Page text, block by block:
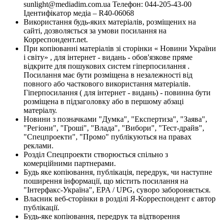
sunlight@mediadim.com.ua Телефон: 044-205-43-00
Ідентифікатор медіа – R40-06068
Використання будь-яких матеріалів, розміщених на
сайті, дозволяється за умови посилання на
Корреспондент.net.
При копіюванні матеріалів зі сторінки « Новини України
і світу» , для інтернет - видань - обов'язкове пряме
відкрите для пошукових систем гіперпосилання .
Посилання має бути розміщена в незалежності від
повного або часткового використання матеріалів.
Гіперпосилання ( для інтернет - видань) - повинна бути
розміщена в підзаголовку або в першому абзаці
матеріалу.
Новини з позначками "Думка", "Експертиза", "Заява",
"Регіони", "Гроші", "Влада", "Вибори", "Тест-драйв",
"Спецпроекти", "Промо" публікуються на правах
реклами.
Розділ Спецпроекти створюється спільно з
комерційними партнерами.
Будь яке копіювання, публікація, передрук, чи наступне
поширення інформації, що містить посилання на
"Інтерфакс-Україна", EPA / UPG, суворо забороняється.
Власник веб-сторінки в розділі Я-Корреспондент є автор
публікації.
Будь-яке копіювання, передрук та відтворення